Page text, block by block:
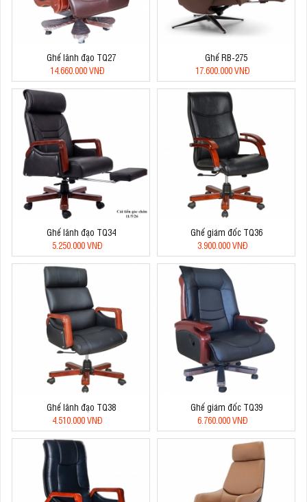
Ghế lãnh đạo TQ27
14.660.000 VNĐ
Ghế RB-275
17.600.000 VNĐ
Ghế lãnh đạo TQ34
5.250.000 VNĐ
Ghế giám đốc TQ36
3.900.000 VNĐ
Ghế lãnh đạo TQ38
4.510.000 VNĐ
Ghế giám đốc TQ39
6.760.000 VNĐ